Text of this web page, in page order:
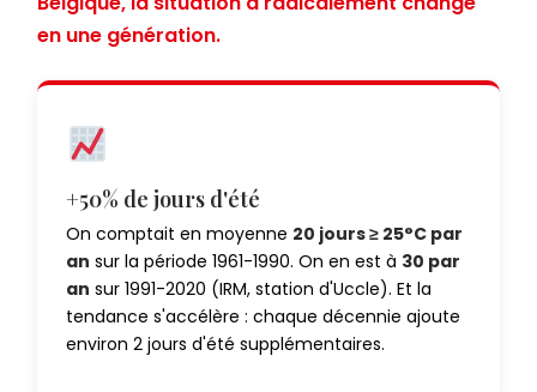
en une génération.
+50% de jours d'été
On comptait en moyenne 20 jours ≥ 25°C par
an sur la période 1961-1990. On en est à 30 par
an sur 1991-2020 (IRM, station d'Uccle). Et la
tendance s'accélère : chaque décennie ajoute
environ 2 jours d'été supplémentaires.